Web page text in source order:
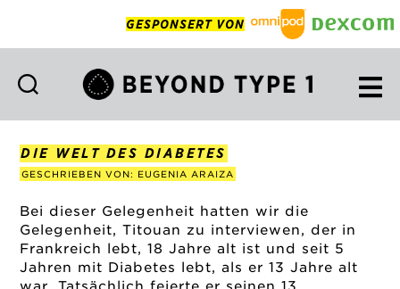
GESPONSERT VON
1
Deutsch
DIE WELT DES DIABETES
GESCHRIEBEN VON: EUGENIA ARAIZA
Bei dieser Gelegenheit hatten wir die
Gelegenheit, Titouan zu interviewen, der in
Frankreich lebt, 18 Jahre alt ist und seit 5
Jahren mit Diabetes lebt, als er 13 Jahre alt